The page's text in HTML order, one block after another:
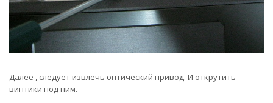
Далее , следует извлечь оптический привод. И открутить
винтики под ним.